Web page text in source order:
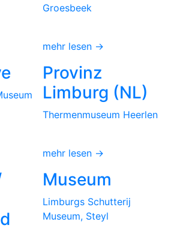
Groesbeek
mehr lesen →
Provinz
Limburg (NL)
Thermenmuseum Heerlen
mehr lesen →
Museum
Limburgs Schutterij
Museum, Steyl